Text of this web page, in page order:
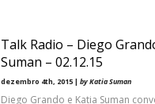
Talk Radio – Diego
Suman – 02.12.15
dezembro 4th, 2015 | by Katia Suman
Diego Grando e Katia Suman